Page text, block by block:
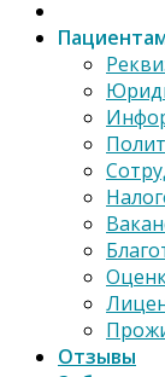
Отзывы